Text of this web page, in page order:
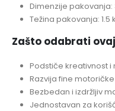
Dimenzije pakovanja:
Težina pakovanja: 1.5
Zašto odabrati
Podstiče kreativnost
Razvija fine
Bezbedan i izdržljiv
Jednostavan za